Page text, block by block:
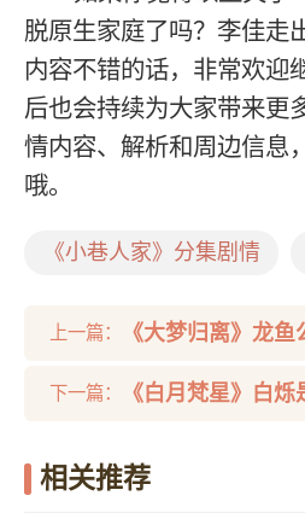
脱原生家庭了吗？李佳走
内容不错的话，非常欢迎
后也会持续为大家带来更
情内容、解析和周边信息
哦。
《小巷人家》分集剧情
上一篇： 《大梦归离》龙
瑜和龙鱼公主什么
下一篇： 《白月梵星》白
相关推荐